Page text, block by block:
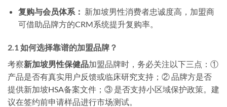
复购与会员体系： 新加坡男性消费者忠诚度高，加盟商
可借助品牌方的CRM系统提升复购率。
2.1 如何选择靠谱的加盟品牌？
考察新加坡男性保健品加盟品牌时，务必关注以下三点：①
产品是否有真实用户反馈或临床研究支持；② 品牌方是否
提供新加坡HSA备案文件；③ 是否支持小区域保护政策。建
议在签约前申请样品进行市场测试。